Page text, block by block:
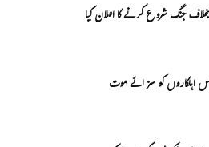
جنگ شروع کرنے کا اعلان کیا